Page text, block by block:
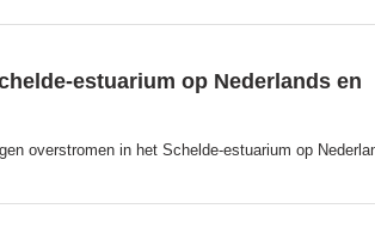
estuarium op Nederlands en
overstromen in het Schelde-estuarium op